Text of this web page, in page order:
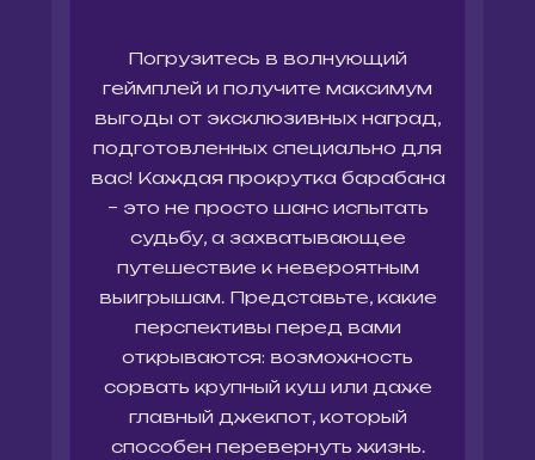
Погрузитесь в волнующий
геймплей и получите максимум
выгоды от эксклюзивных наград,
подготовленных специально для
вас! Каждая прокрутка барабана
– это не просто шанс испытать
судьбу, а захватывающее
путешествие к невероятным
выигрышам. Представьте, какие
перспективы перед вами
открываются: возможность
сорвать крупный куш или даже
главный джекпот, который
способен перевернуть жизнь.